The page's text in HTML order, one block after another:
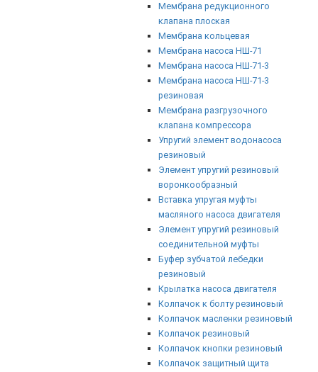
Мембрана редукционного
клапана плоская
Мембрана кольцевая
Мембрана насоса НШ-71
Мембрана насоса НШ-71-3
Мембрана насоса НШ-71-3
резиновая
Мембрана разгрузочного
клапана компрессора
Упругий элемент водонасоса
резиновый
Элемент упругий резиновый
воронкообразный
Вставка упругая муфты
масляного насоса двигателя
Элемент упругий резиновый
соединительной муфты
Буфер зубчатой лебедки
резиновый
Крылатка насоса двигателя
Колпачок к болту резиновый
Колпачок масленки резиновый
Колпачок резиновый
Колпачок кнопки резиновый
Колпачок защитный щита